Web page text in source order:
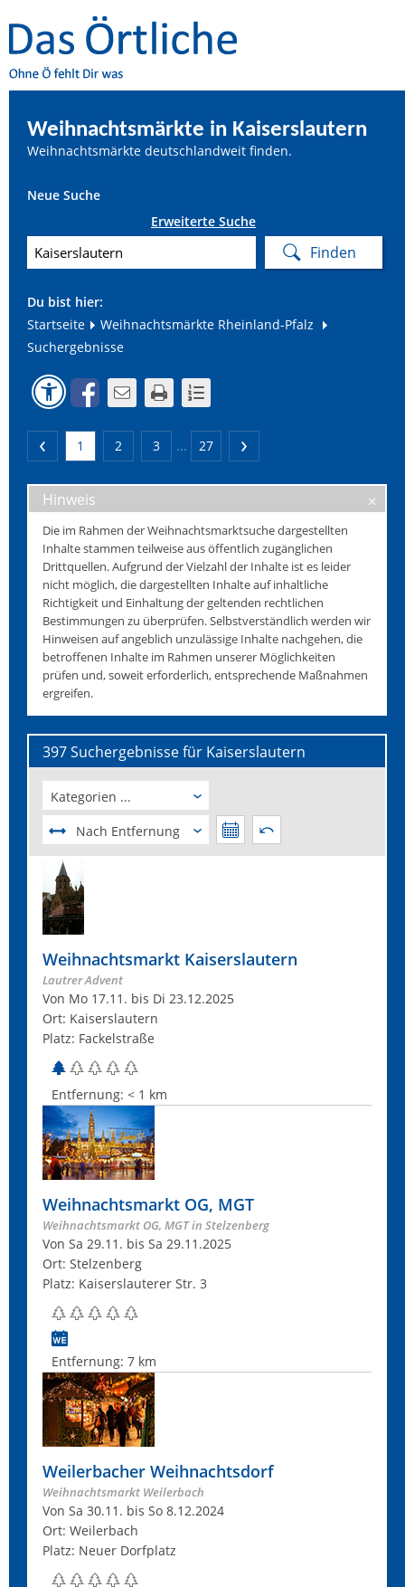
Weihnachtsmärkte in Kaiserslautern
Weihnachtsmärkte deutschlandweit finden.
Neue Suche
Erweiterte Suche
Du bist hier:
Startseite
Weihnachtsmärkte Rheinland-Pfalz
Suchergebnisse
1 2 3 ... 27
Hinweis
Die im Rahmen der Weihnachtsmarktsuche dargestellten
Inhalte stammen teilweise aus öffentlich zugänglichen
Drittquellen. Aufgrund der Vielzahl der Inhalte ist es leider
nicht möglich, die dargestellten Inhalte auf inhaltliche
Richtigkeit und Einhaltung der geltenden rechtlichen
Bestimmungen zu überprüfen. Selbstverständlich werden wir
Hinweisen auf angeblich unzulässige Inhalte nachgehen, die
betroffenen Inhalte im Rahmen unserer Möglichkeiten
prüfen und, soweit erforderlich, entsprechende Maßnahmen
ergreifen.
397 Suchergebnisse für Kaiserslautern
Kategorien ...
Nach Entfernung
Weihnachtsmarkt Kaiserslautern
Lautrer Advent
Von Mo 17.11. bis Di 23.12.2025
Ort: Kaiserslautern
Platz: Fackelstraße
Entfernung: < 1 km
Weihnachtsmarkt OG, MGT
Weihnachtsmarkt OG, MGT in Stelzenberg
Von Sa 29.11. bis Sa 29.11.2025
Ort: Stelzenberg
Platz: Kaiserslauterer Str. 3
Entfernung: 7 km
Weilerbacher Weihnachtsdorf
Weihnachtsmarkt Weilerbach
Von Sa 30.11. bis So 8.12.2024
Ort: Weilerbach
Platz: Neuer Dorfplatz